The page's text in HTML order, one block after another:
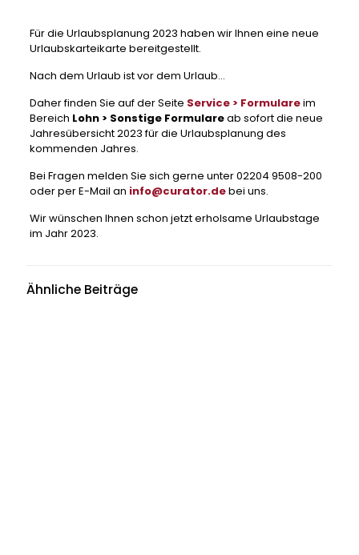
Für die Urlaubsplanung 2023 haben wir Ihnen eine neue
Urlaubskarteikarte bereitgestellt.
Nach dem Urlaub ist vor dem Urlaub…
Daher finden Sie auf der Seite Service > Formulareim
Bereich Lohn > Sonstige Formulareab sofort die neue
Jahresübersicht 2023 für die Urlaubsplanung des
kommenden Jahres.
Bei Fragen melden Sie sich gerne unter 02204 9508-200
oder per E-Mail an info@curator.debei uns.
Wir wünschen Ihnen schon jetzt erholsame Urlaubstage
im Jahr 2023.
Ähnliche Beiträge